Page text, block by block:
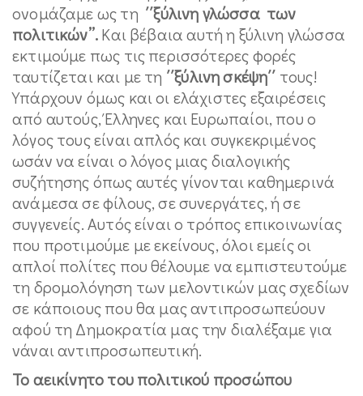
ονομάζαμε ως τη ΄΄ξύλινη γλώσσα των
πολιτικών’’.Και βέβαια αυτή η ξύλινη γλώσσα
εκτιμούμε πως τις περισσότερες φορές
ταυτίζεται και με τη ΄΄ξύλινη σκέψη΄΄ τους!
Υπάρχουν όμως και οι ελάχιστες εξαιρέσεις
από αυτούς, Έλληνες και Ευρωπαίοι, που ο
λόγος τους είναι απλός και συγκεκριμένος
ωσάν να είναι ο λόγος μιας διαλογικής
συζήτησης όπως αυτές γίνονται καθημερινά
ανάμεσα σε φίλους, σε συνεργάτες, ή σε
συγγενείς. Αυτός είναι ο τρόπος επικοινωνίας
που προτιμούμε με εκείνους, όλοι εμείς οι
απλοί πολίτες που θέλουμε να εμπιστευτούμε
τη δρομολόγηση των μελοντικών μας σχεδίων
σε κάποιους που θα μας αντιπροσωπεύουν
αφού τη Δημοκρατία μας την διαλέξαμε για
νάναι αντιπροσωπευτική.
Το αεικίνητο του πολιτικού προσώπου